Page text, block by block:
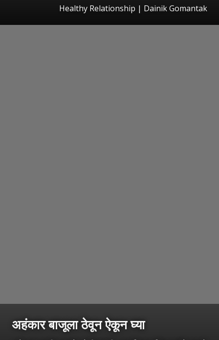
Healthy Relationship | Dainik Gomantak
अहंकार बाजूला ठेवून ऐकून घ्या